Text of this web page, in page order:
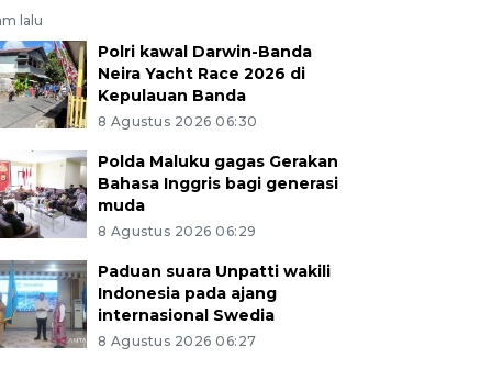
lalu
Polri kawal Darwin-Banda
Neira Yacht Race 2026 di
Kepulauan Banda
8 Agustus 2026 06:30
Polda Maluku gagas Gerakan
Bahasa Inggris bagi generasi
muda
8 Agustus 2026 06:29
Paduan suara Unpatti wakili
Indonesia pada ajang
internasional Swedia
8 Agustus 2026 06:27